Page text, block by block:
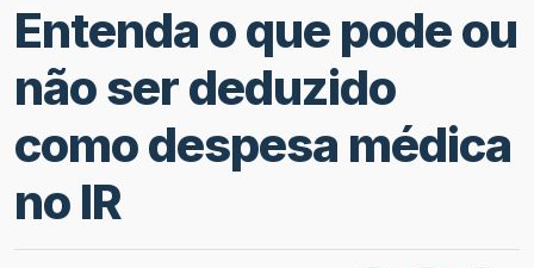
Entenda o que pode ou
não ser deduzido
como despesa médica
no IR